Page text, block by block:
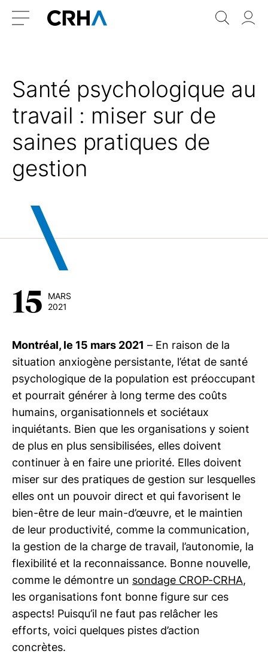
Retour
Santé psychologique au
travail : miser sur de
saines pratiques de
gestion
15
MARS
2021
Montréal, le 15 mars 2021 – En raison de la
situation anxiogène persistante, l’état de santé
psychologique de la population est préoccupant
et pourrait générer à long terme des coûts
humains, organisationnels et sociétaux
inquiétants. Bien que les organisations y soient
de plus en plus sensibilisées, elles doivent
continuer à en faire une priorité. Elles doivent
miser sur des pratiques de gestion sur lesquelles
elles ont un pouvoir direct et qui favorisent le
bien-être de leur main-d’œuvre, et le maintien
de leur productivité, comme la communication,
la gestion de la charge de travail, l’autonomie, la
flexibilité et la reconnaissance. Bonne nouvelle,
comme le démontre un sondage CROP-CRHA,
les organisations font bonne figure sur ces
aspects! Puisqu’il ne faut pas relâcher les
efforts, voici quelques pistes d’action
concrètes.